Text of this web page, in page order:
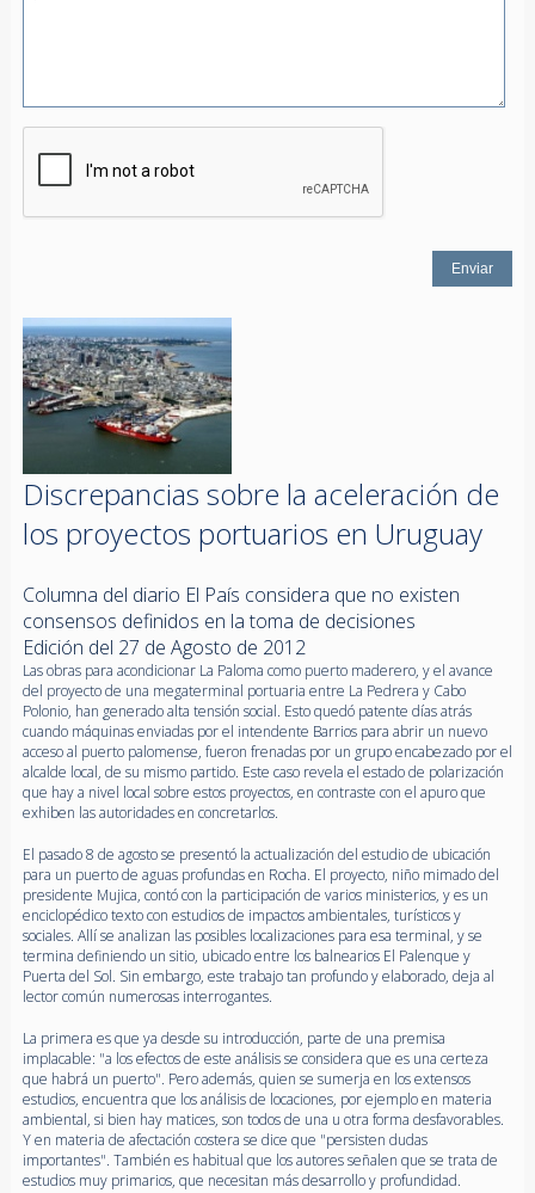
Discrepancias sobre la aceleración de
los proyectos portuarios en Uruguay
Columna del diario El País considera que no existen
consensos definidos en la toma de decisiones
Edición del 27 de Agosto de 2012
Las obras para acondicionar La Paloma como puerto maderero, y el avance
del proyecto de una megaterminal portuaria entre La Pedrera y Cabo
Polonio, han generado alta tensión social. Esto quedó patente días atrás
cuando máquinas enviadas por el intendente Barrios para abrir un nuevo
acceso al puerto palomense, fueron frenadas por un grupo encabezado por el
alcalde local, de su mismo partido. Este caso revela el estado de polarización
que hay a nivel local sobre estos proyectos, en contraste con el apuro que
exhiben las autoridades en concretarlos.
El pasado 8 de agosto se presentó la actualización del estudio de ubicación
para un puerto de aguas profundas en Rocha. El proyecto, niño mimado del
presidente Mujica, contó con la participación de varios ministerios, y es un
enciclopédico texto con estudios de impactos ambientales, turísticos y
sociales. Allí se analizan las posibles localizaciones para esa terminal, y se
termina definiendo un sitio, ubicado entre los balnearios El Palenque y
Puerta del Sol. Sin embargo, este trabajo tan profundo y elaborado, deja al
lector común numerosas interrogantes.
La primera es que ya desde su introducción, parte de una premisa
implacable: "a los efectos de este análisis se considera que es una certeza
que habrá un puerto". Pero además, quien se sumerja en los extensos
estudios, encuentra que los análisis de locaciones, por ejemplo en materia
ambiental, si bien hay matices, son todos de una u otra forma desfavorables.
Y en materia de afectación costera se dice que "persisten dudas
importantes". También es habitual que los autores señalen que se trata de
estudios muy primarios, que necesitan más desarrollo y profundidad.